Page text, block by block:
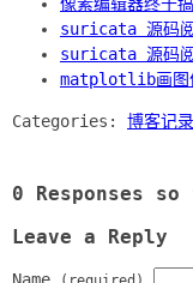
suricata 源码阅
suricata 源码
matplotlib画图
Categories: 博客记录
0 Responses
Leave a Reply